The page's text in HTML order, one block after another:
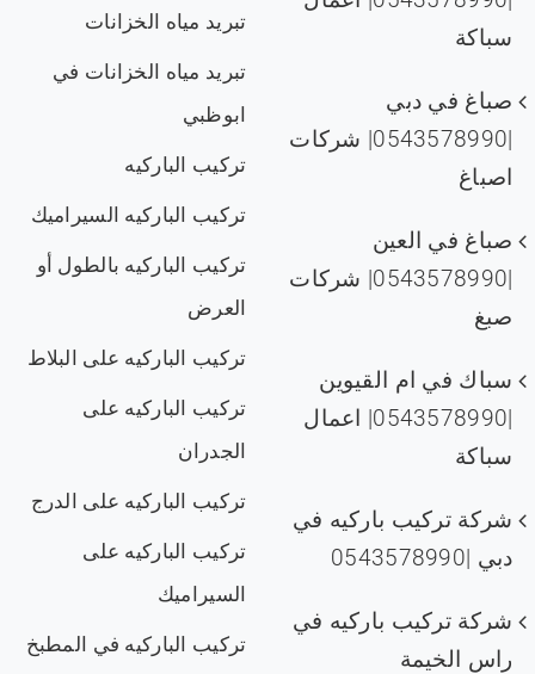
سباكة
صباغ في دبي
|0543578990| شركات
اصباغ
صباغ في العين
|0543578990| شركات
صبغ
سباك في ام القيوين
|0543578990| اعمال
سباكة
شركة تركيب باركيه في
دبي |0543578990
شركة تركيب باركيه في
راس الخيمة
تبريد مياه الخزانات
تبريد مياه الخزانات في
ابوظبي
تركيب الباركيه
تركيب الباركيه السيراميك
تركيب الباركيه بالطول أو
العرض
تركيب الباركيه على البلاط
تركيب الباركيه على
الجدران
تركيب الباركيه على الدرج
تركيب الباركيه على
السيراميك
تركيب الباركيه في المطبخ